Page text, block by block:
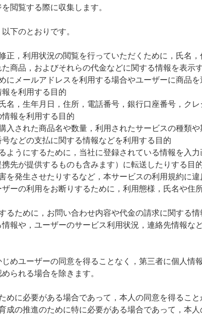
閲覧する際に収集します。
下のとおりです。
正，利用状況の閲覧を行っていただくために，氏名
商品，およびそれらの代金などに関する情報を表示
にメールアドレスを利用する場合やユーザーに商品
を利用する目的
名，生年月日，住所，電話番号，銀行口座番号，ク
報を利用する目的
入された商品名や数量，利用されたサービスの種類
などの支払に関する情報などを利用する目的
ようにするために，当社に登録されている情報を入
先が提供するものも含みます）に転送したりする目
を発生させたりするなど，本サービスの利用規約に
ーの利用をお断りするために，利用態様，氏名や住
るために，お問い合わせ内容や代金の請求に関する
報や，ユーザーのサービス利用状況，連絡先情報な
めユーザーの同意を得ることなく，第三者に個人情
られる場合を除きます。
めに必要がある場合であって，本人の同意を得るこ
成の推進のために特に必要がある場合であって，本